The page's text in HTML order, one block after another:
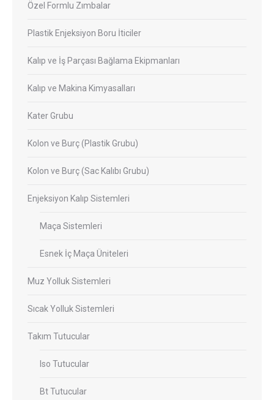
Özel Formlu Zımbalar
Plastik Enjeksiyon Boru İticiler
Kalıp ve İş Parçası Bağlama Ekipmanları
Kalıp ve Makina Kimyasalları
Kater Grubu
Kolon ve Burç (Plastik Grubu)
Kolon ve Burç (Sac Kalıbı Grubu)
Enjeksiyon Kalıp Sistemleri
Maça Sistemleri
Esnek İç Maça Üniteleri
Muz Yolluk Sistemleri
Sıcak Yolluk Sistemleri
Takım Tutucular
Iso Tutucular
Bt Tutucular